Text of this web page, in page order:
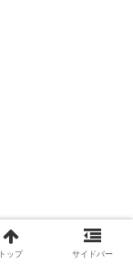
トップ サイドバー